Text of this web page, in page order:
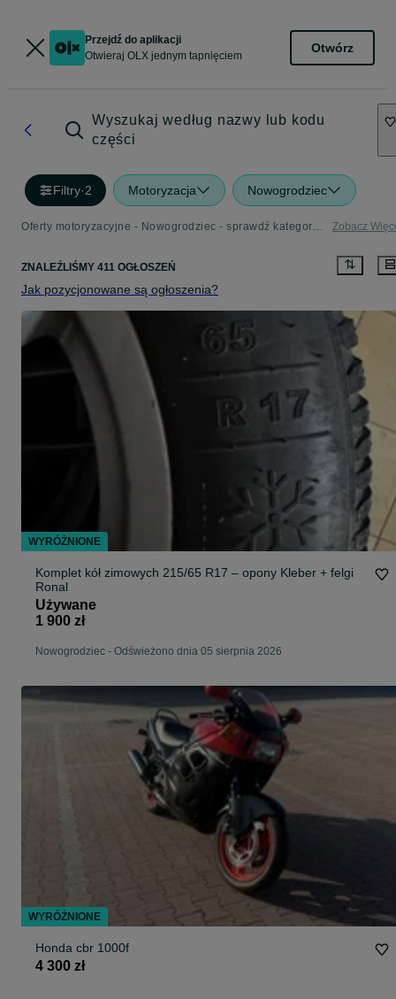
Przejdź do aplikacji
Otwieraj OLX jednym tapnięciem
Otwórz
Wyszukaj według nazwy lub kodu
części
Filtry·2 Motoryzacja Nowogrodziec
Oferty motoryzacyjne - Nowogrodziec - sprawdź kategorię Motoryzacja Zobacz
ZNALEŹLIŚMY 411 OGŁOSZEŃ
Jak pozycjonowane są ogłoszenia?
Komplet kół zimowych 215/65 R17 – opony Kleber + felgi
Ronal
Używane
1 900 zł
Nowogrodziec - Odświeżono dnia 05 sierpnia 2026
Honda cbr 1000f
4 300 zł
WYRÓŻNIONE
WYRÓŻNIONE